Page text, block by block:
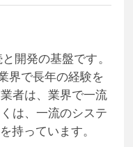
開発の基盤です。
界で長年の経験を
者は、業界で一流
は、一流のシステ
持っています。